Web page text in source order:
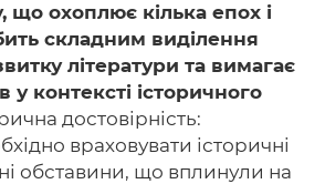
що охоплює кілька епох і
складним виділення
літератури та вимагає
у контексті історичного
достовірність:
враховувати історичні
обставини, що вплинули на